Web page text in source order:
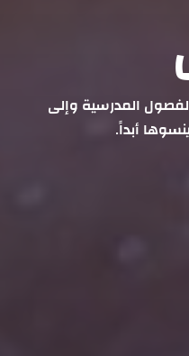
المدرسية وإلى
أبداً.